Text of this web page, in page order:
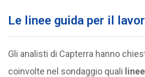
Le linee guida per il
Gli analisti di Capterra hanno
coinvolte nel sondaggio quali